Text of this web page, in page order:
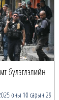
бүлэглэлийн
оны 10 сарын 29